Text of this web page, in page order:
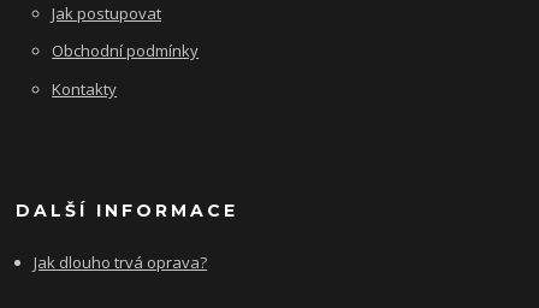
Jak postupovat
Obchodní podmínky
Kontakty
DALŠÍ INFORMACE
Jak dlouho trvá oprava?